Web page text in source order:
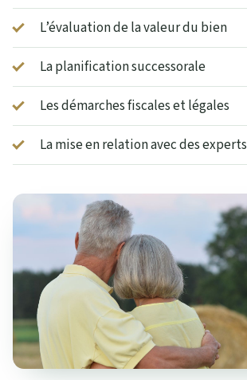
L’évaluation de la valeur du bien
La planification successorale
Les démarches fiscales et légales
La mise en relation avec des experts